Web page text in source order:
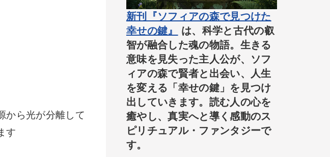
から光が分離して
す
新刊『ソフィアの森で見つけた
幸せの鍵』
は、科学と古代の叡
智が融合した魂の物語。生きる
意味を見失った主人公が、ソフ
ィアの森で賢者と出会い、人生
を変える「幸せの鍵」を見つけ
出していきます。読む人の心を
癒やし、真実へと導く感動のス
ピリチュアル・ファンタジーで
す。